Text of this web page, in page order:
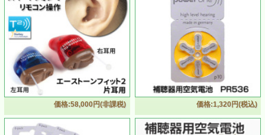
価格:58,000円(非課税) 価格:1,320円(税込)